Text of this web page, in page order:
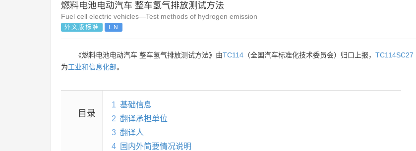
燃料电池电动汽车 整车氢气排放测试方法
Fuel cell electric vehicles—Test methods of hydrogen emission
外文版标准 EN
《燃料电池电动汽车 整车氢气排放测试方法》由TC114 （全国汽车标准化技术委员会）归口上报， TC114SC27
为工业和信息化部。
目录
1 基础信息
2 翻译承担单位
3 翻译人
4
国内外简要情况说明